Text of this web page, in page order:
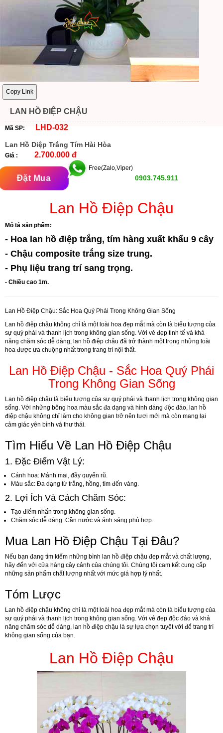
Copy Link
LAN HỒ ĐIỆP CHẬU
Mã SP: LHD-032
Lan Hồ Diệp Trắng Tím Hài Hòa
Giá : 2.700.000 đ
Đặt Mua
Free(Zalo,Viper)
0903.745.911
Lan Hồ Điệp Chậu
Mô tả sản phẩm:
- Hoa lan hồ điệp trắng, tím hàng xuất khẩu 9 cây
- Chậu composite trắng size trung.
- Phụ liệu trang trí sang trọng.
- Chiều cao 1m.
Lan Hồ Điệp Chậu: Sắc Hoa Quý Phái Trong Không Gian Sống
Lan hồ điệp chậu không chỉ là một loài hoa đẹp mắt mà còn là biểu tượng của
sự quý phái và thanh lịch trong không gian sống. Với vẻ đẹp tinh tế và khả
năng chăm sóc dễ dàng, lan hồ điệp chậu đã trở thành một trong những loài
hoa được ưa chuộng nhất trong trang trí nội thất.
Lan Hồ Điệp Chậu - Sắc Hoa Quý Phái
Trong Không Gian Sống
Lan hồ điệp chậu là biểu tượng của sự quý phái và thanh lịch trong không gian
sống. Với những bông hoa màu sắc đa dạng và hình dáng độc đáo, lan hồ
điệp chậu không chỉ làm cho không gian trở nên tươi mới mà còn mang lại
cảm giác yên bình và thư thái.
Tìm Hiểu Về Lan Hồ Điệp Chậu
1. Đặc Điểm Vật Lý:
Cánh hoa: Mảnh mai, đầy quyến rũ.
Màu sắc: Đa dạng từ trắng, hồng, tím đến vàng.
2. Lợi Ích Và Cách Chăm Sóc:
Tạo điểm nhấn trong không gian sống.
Chăm sóc dễ dàng: Cần nước và ánh sáng phù hợp.
Mua Lan Hồ Điệp Chậu Tại Đâu?
Nếu bạn đang tìm kiếm những bình lan hồ điệp chậu đẹp mắt và chất lượng,
hãy đến với cửa hàng cây cảnh của chúng tôi. Chúng tôi cam kết cung cấp
những sản phẩm chất lượng nhất với mức giá hợp lý nhất.
Tóm Lược
Lan hồ điệp chậu không chỉ là một loài hoa đẹp mắt mà còn là biểu tượng của
sự quý phái và thanh lịch trong không gian sống. Với vẻ đẹp độc đáo và khả
năng chăm sóc dễ dàng, lan hồ điệp chậu là sự lựa chọn tuyệt vời để trang trí
không gian sống của bạn.
Lan Hồ Điệp Chậu